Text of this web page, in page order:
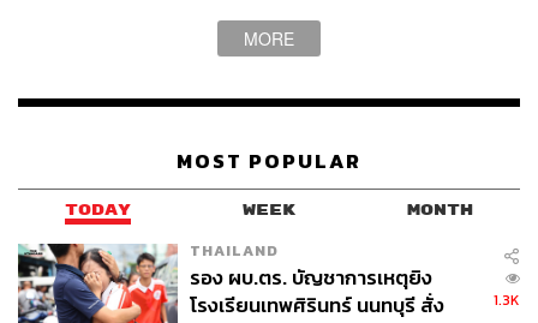
MORE
MOST POPULAR
TODAY WEEK MONTH
THAILAND
รอง ผบ.ตร. บัญชาการเหตุยิง
โรงเรียนเทพศิรินทร์ นนทบุรี สั่ง
1.3K